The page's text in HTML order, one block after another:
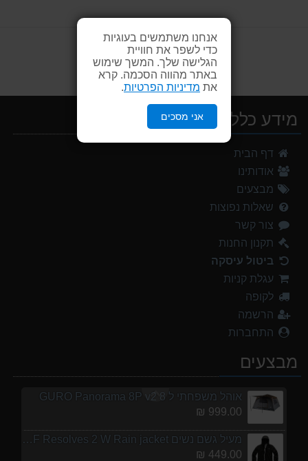
אנחנו משתמשים בעוגיות
כדי לשפר את חוויית
הגלישה שלך. המשך שימוש
באתר מהווה הסכמה. קרא
את מדיניות הפרטיות
אני מסכים מידע כללי
דף הבית
אודותינו
מבצעים
שאלות נפוצות
צור קשר
תקנון החנות
ביטול עיסקה
עגלת קניות
לקופה
הרשמה
התחברות
מבצעים
אוהל משפחתי ל 8 GURO Panorama 8P v2
999.00 ₪
מנשא לתינוק לטיולים OSPERY POCO LT
1,299.00 ₪
499.00 ₪
אוהל משפחתי ל 6 GURO Panorama 6P v2
839.00 ₪
אוהל משפחתי ל 8 GURO Panorama 8P v2
999.00 ₪
מעיל גשם נשים TNF Resolves 2 W Rain jacket
449.00 ₪